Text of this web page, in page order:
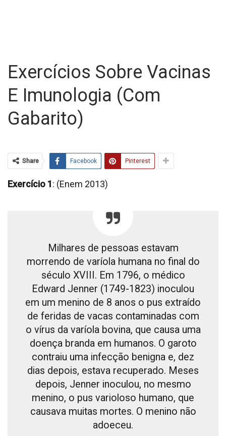
Exercícios Sobre Vacinas
E Imunologia (com
Gabarito)
Share Facebook Pinterest
Exercício 1: (Enem 2013)
Milhares de pessoas estavam
morrendo de varíola humana no final do
século XVIII. Em 1796, o médico
Edward Jenner (1749-1823) inoculou
em um menino de 8 anos o pus extraído
de feridas de vacas contaminadas com
o vírus da varíola bovina, que causa uma
doença branda em humanos. O garoto
contraiu uma infecção benigna e, dez
dias depois, estava recuperado. Meses
depois, Jenner inoculou, no mesmo
menino, o pus varioloso humano, que
causava muitas mortes. O menino não
adoeceu.